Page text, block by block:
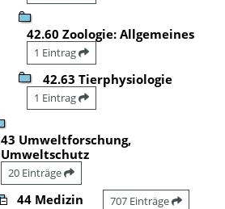
42.60 Zoologie: Allgemeines
1 Eintrag
42.63 Tierphysiologie
1 Eintrag
43 Umweltforschung,
Umweltschutz
20 Einträge
44 Medizin 707 Einträge